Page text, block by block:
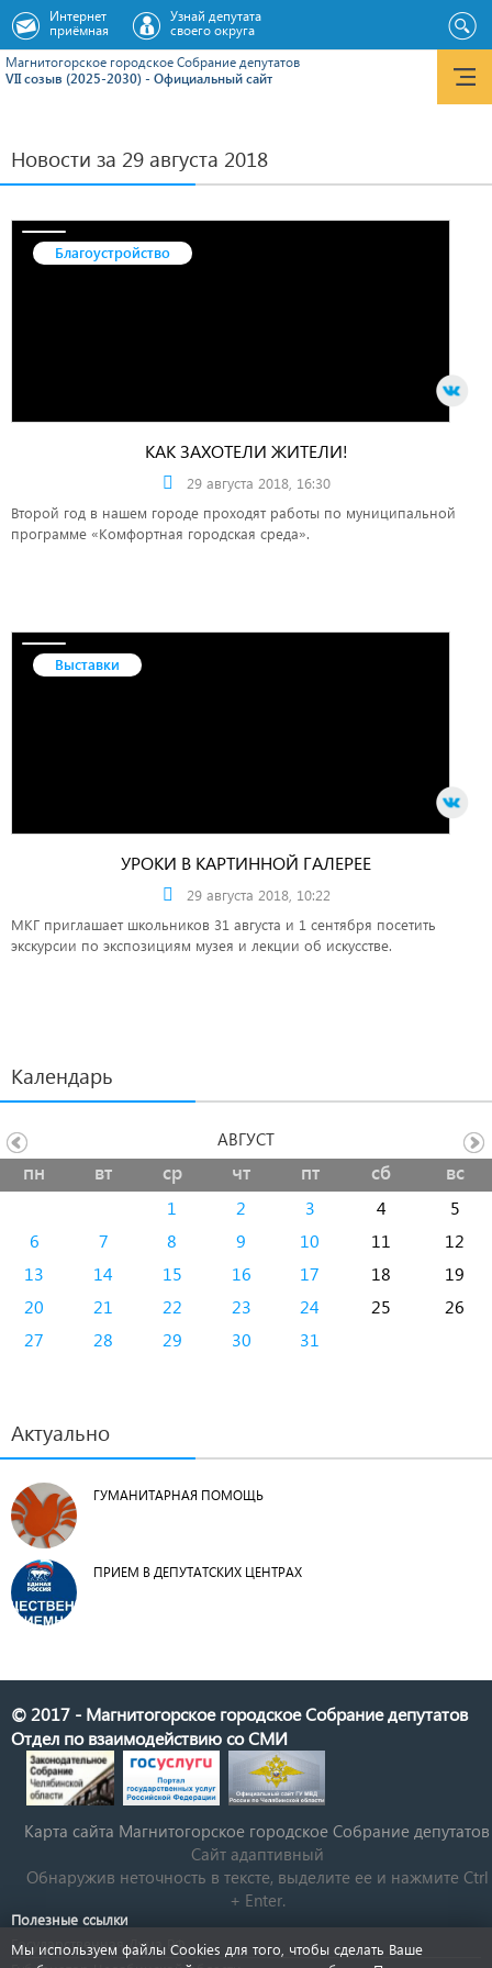
Магнитогорское городское Cобрание депутатов
VII созыв (2025-2030) - Официальный сайт
Интернет
приёмная
Узнай депутата
своего округа
Новости за 29 августа 2018
Благоустройство
КАК ЗАХОТЕЛИ ЖИТЕЛИ!
29 августа 2018, 16:30
Второй год в нашем городе проходят работы по муниципальной
программе «Комфортная городская среда».
Выставки
УРОКИ В КАРТИННОЙ ГАЛЕРЕЕ
29 августа 2018, 10:22
МКГ приглашает школьников 31 августа и 1 сентября посетить
экскурсии по экспозициям музея и лекции об искусстве.
Календарь
пн вт ср чт пт сб вс
1 2 3 4
5
6
7 8 9 10 11
12
13
14 15 16 17 18
19
20
21 22 23 24 25
26
27
28 29 30 31
АВГУСТ
Актуально
ГУМАНИТАРНАЯ ПОМОЩЬ
ПРИЕМ В ДЕПУТАТСКИХ ЦЕНТРАХ
© 2017 - Магнитогорское городское Собрание депутатов
Отдел по взаимодействию со СМИ
Карта сайта Магнитогорское городское Cобрание депутатов
Сайт адаптивный
Обнаружив неточность в тексте, выделите ее и нажмите Ctrl
+ Enter.
Полезные ссылки
Государственная Дума РФ
Мы используем файлы Cookies для того, чтобы сделать Ваше